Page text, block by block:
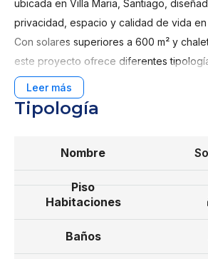
ubicada en Villa Maria, Santiago,
privacidad, espacio y calidad de vida en
Con solares superiores a 600 m² y
este proyecto ofrece diferentes
buscan comodidad y amplitud.
Chalet Tipo A: 318 m², 2
habitación principal con baño
marquesina doble.
Chalet Tipo B: 430 m², 2
secundarias con baño y
principal con baño y vestidor,
Tipología